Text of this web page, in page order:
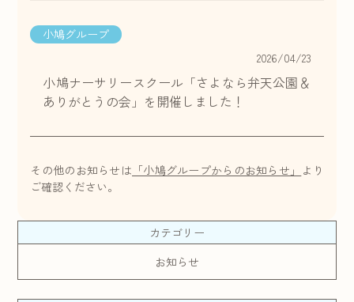
小鳩グループ
2026/04/23
小鳩ナーサリースクール「さよなら弁天公園＆
ありがとうの会」を開催しました！
その他のお知らせは 「小鳩グループからのお知らせ」 より
ご確認ください。
カテゴリー
お知らせ